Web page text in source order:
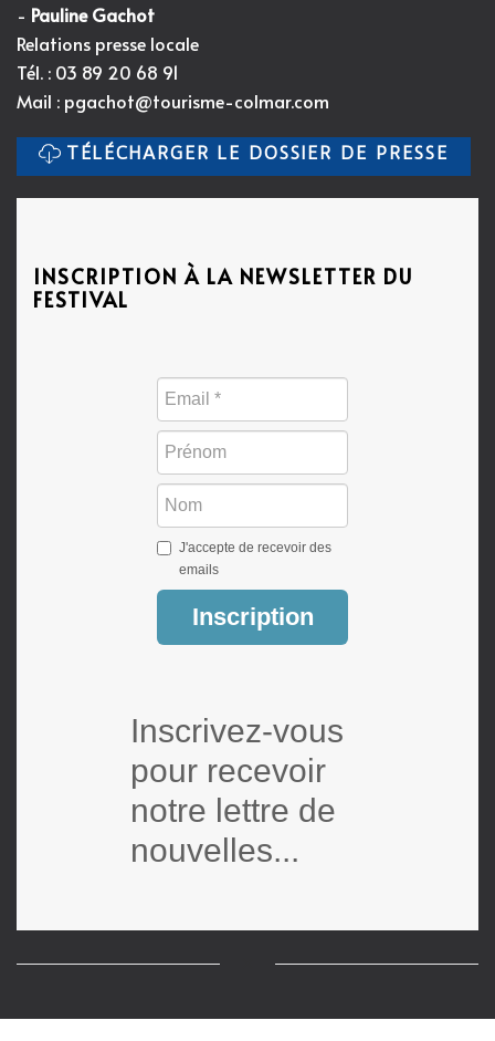
- Pauline Gachot
Relations presse locale
Tél. : 03 89 20 68 91
Mail : pgachot@tourisme-colmar.com
TÉLÉCHARGER LE DOSSIER DE PRESSE
INSCRIPTION À LA NEWSLETTER DU
FESTIVAL
J'accepte de recevoir des
emails
Inscription
Inscrivez-vous
pour recevoir
notre lettre de
nouvelles...